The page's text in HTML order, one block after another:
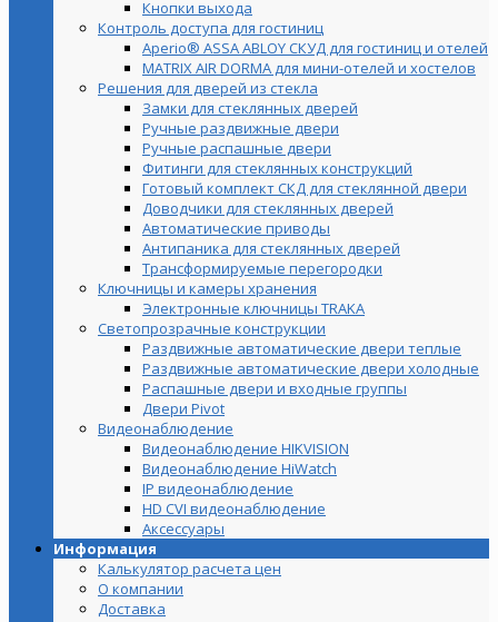
Кнопки выхода
Контроль доступа для гостиниц
Aperio® ASSA ABLOY СКУД для гостиниц и отелей
MATRIX AIR DORMA для мини-отелей и хостелов
Решения для дверей из стекла
Замки для стеклянных дверей
Ручные раздвижные двери
Ручные распашные двери
Фитинги для стеклянных конструкций
Готовый комплект СКД для стеклянной двери
Доводчики для стеклянных дверей
Автоматические приводы
Антипаника для стеклянных дверей
Трансформируемые перегородки
Ключницы и камеры хранения
Электронные ключницы TRAKA
Светопрозрачные конструкции
Раздвижные автоматические двери теплые
Раздвижные автоматические двери холодные
Распашные двери и входные группы
Двери Pivot
Видеонаблюдение
Видеонаблюдение HIKVISION
Видеонаблюдение HiWatch
IP видеонаблюдение
HD CVI видеонаблюдение
Аксессуары
Информация
Калькулятор расчета цен
О компании
Доставка